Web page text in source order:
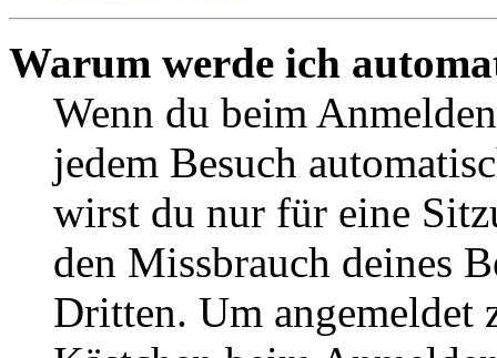
Warum werde ich
Wenn du beim
jedem Besuch
wirst du nur für eine
den Missbrauch deines
Dritten. Um angemeldet